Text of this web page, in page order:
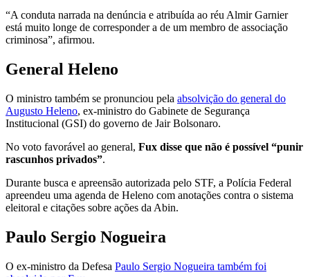
“A conduta narrada na denúncia e atribuída ao réu Almir Garnier
está muito longe de corresponder a de um membro de associação
criminosa”, afirmou.
General Heleno
O ministro também se pronunciou pela absolvição do general do
Augusto Heleno, ex-ministro do Gabinete de Segurança
Institucional (GSI) do governo de Jair Bolsonaro.
No voto favorável ao general, Fux disse que não é possível “punir
rascunhos privados”.
Durante busca e apreensão autorizada pelo STF, a Polícia Federal
apreendeu uma agenda de Heleno com anotações contra o sistema
eleitoral e citações sobre ações da Abin.
Paulo Sergio Nogueira
O ex-ministro da Defesa Paulo Sergio Nogueira também foi